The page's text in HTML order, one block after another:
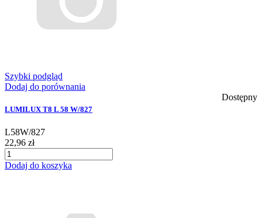
Szybki podgląd
Dodaj do porównania
Dostępny
LUMILUX T8 L 58 W/827
L58W/827
22,96 zł
Dodaj do koszyka